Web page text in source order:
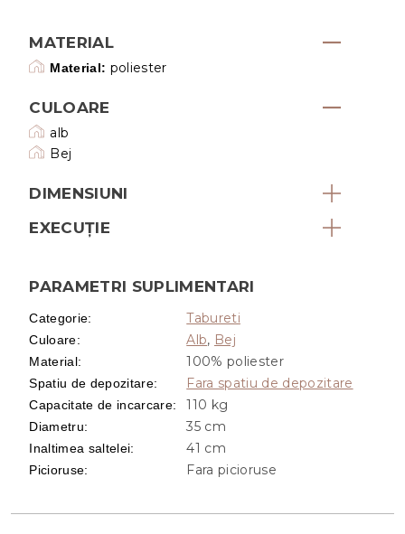
MATERIAL
Material: poliester
CULOARE
alb
Bej
DIMENSIUNI
EXECUŢIE
PARAMETRI SUPLIMENTARI
Categorie: Tabureti
Culoare: Alb, Bej
Material: 100% poliester
Spatiu de depozitare: Fara spatiu de depozitare
Capacitate de incarcare: 110 kg
Diametru: 35 cm
Inaltimea saltelei: 41 cm
Picioruse: Fara picioruse